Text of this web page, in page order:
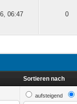
06:47 0
Sortieren nach
aufsteigend